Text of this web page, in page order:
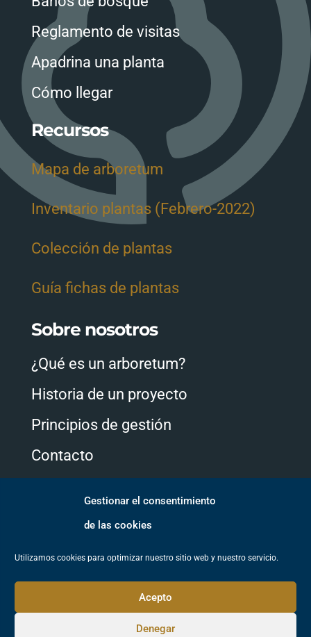
Gestionar el consentimiento
de las cookies
Utilizamos cookies para optimizar nuestro sitio web y nuestro servicio.
Acepto
Denegar
Reglamento de visitas
Apadrina una planta
Cómo llegar
Recursos
Mapa de arboretum
Inventario plantas (Febrero-2022)
Colección de plantas
Guía fichas de plantas
Sobre nosotros
¿Qué es un arboretum?
Historia de un proyecto
Principios de gestión
Contacto
Síguenos